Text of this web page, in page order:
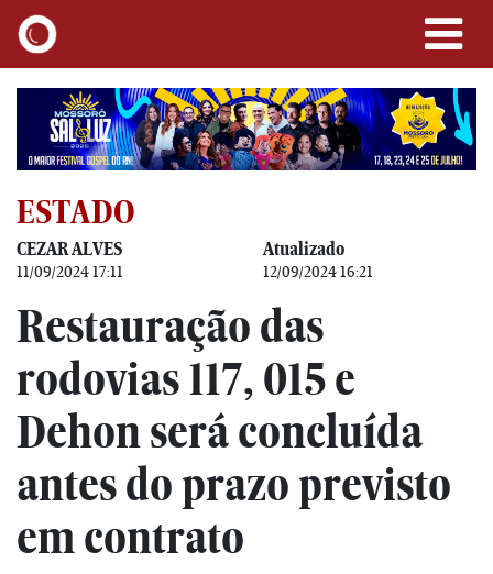
ESTADO
CEZAR ALVES
11/09/2024 17:11
Atualizado
12/09/2024 16:21
Restauração das
rodovias 117, 015 e
Dehon será concluída
antes do prazo previsto
em contrato